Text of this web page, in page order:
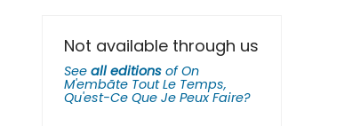
Not available through us
See all editions ofOn
M'embãte Tout Le Temps,
Qu'est-Ce Que Je Peux Faire?